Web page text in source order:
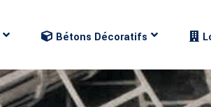
Bétons Décoratifs